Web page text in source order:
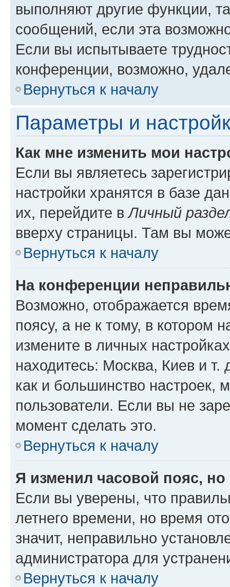
выполняют другие функции,
сообщений, если эта
Если вы испытываете
конференции, возможно,
Вернуться к началу
Параметры и
Как мне изменить мои
Если вы являетесь
настройки хранятся в базе
их, перейдите вЛичный
вверху страницы. Там вы
Вернуться к началу
На конференции
Возможно, отображается
поясу, а не к тому, в котором
измените в личных
находитесь: Москва, Киев и т.
как и большинство настроек,
пользователи. Если вы не
момент сделать это.
Вернуться к началу
Я изменил часовой пояс,
Если вы уверены, что
летнего времени, но время
значит, неправильно
администратора для
Вернуться к началу